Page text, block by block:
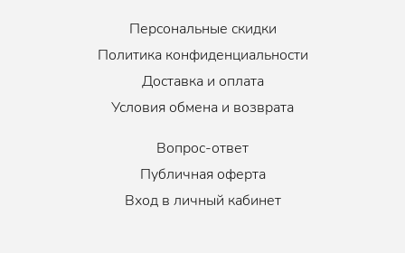
Персональные скидки
Политика конфиденциальности
Доставка и оплата
Условия обмена и возврата
Вопрос-ответ
Публичная оферта
Вход в личный кабинет